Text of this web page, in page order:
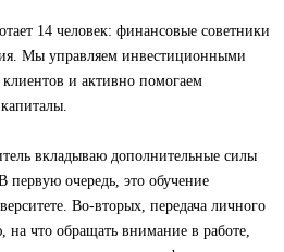
14 человек: финансовые советники
Мы управляем инвестиционными
и активно помогаем
вкладываю дополнительные силы
первую очередь, это обучение
Во-вторых, передача личного
на что обращать внимание в работе,